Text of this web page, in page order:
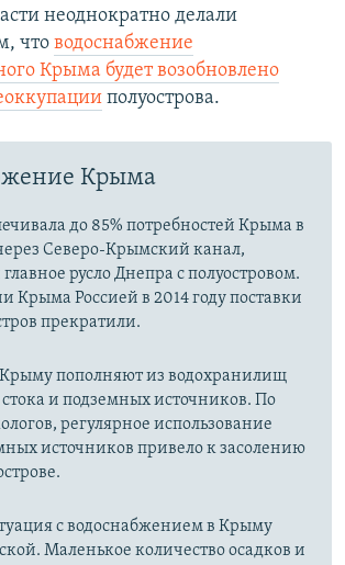
неоднократно делали
что водоснабжение
Крыма будет возобновлено
полуострова.
Крыма
до 85% потребностей Крыма в
Северо-Крымский канал,
русло Днепра с полуостровом.
Крыма Россией в 2014 году поставки
прекратили.
Крыму пополняют из водохранилищ
стока и подземных источников. По
регулярное использование
источников привело к засолению
с водоснабжением в Крыму
Маленькое количество осадков и